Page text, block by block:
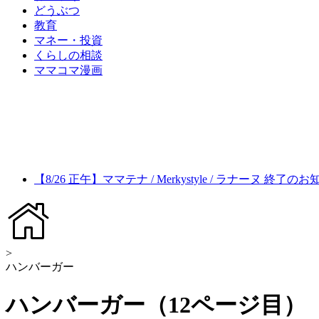
どうぶつ
教育
マネー・投資
くらしの相談
ママコマ漫画
【8/26 正午】ママテナ / Merkystyle / ラナーヌ 終了のお
>
ハンバーガー
ハンバーガー（12ページ目）